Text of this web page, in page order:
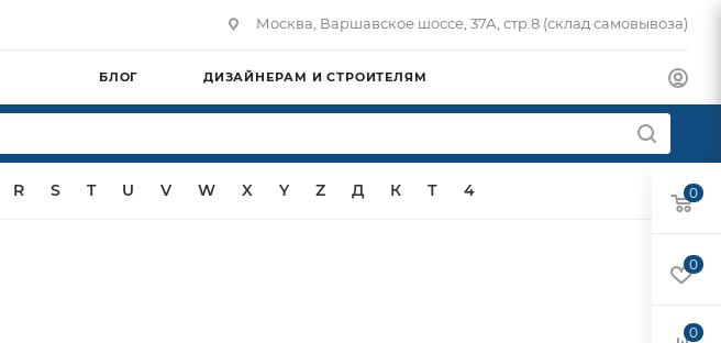
Москва, Варшавское шоссе, 37А, стр.8 (склад самовывоза)
БЛОГ ДИЗАЙНЕРАМ И СТРОИТЕЛЯМ
R S T U V W X Y Z Д К Т 4 0
0
0